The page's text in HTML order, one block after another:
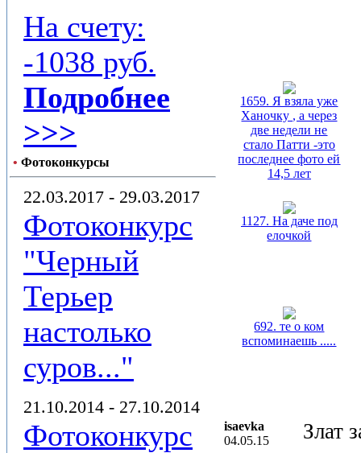
На счету:
-1038 руб.
Подробнее
>>>
• Фотоконкурсы
22.03.2017 - 29.03.2017
Фотоконкурс
"Черный
Терьер
настолько
суров..."
21.10.2014 - 27.10.2014
Фотоконкурс
1659. Я взяла уже
Ханочку , а через
две недели не
стало Патти -это
последнее фото ей
14,5 лет
1127. На даче под
елочкой
692. те о ком
вспоминаешь .....
isaevka
04.05.15
Злат